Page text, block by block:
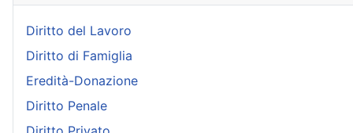
Diritto del Lavoro
Diritto di Famiglia
Eredità-Donazione
Diritto Penale